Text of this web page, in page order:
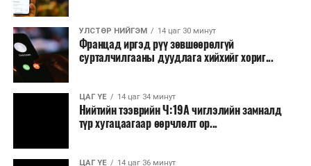
Заавал олгохоос бусад тэтгэмж, урамшуулал.
Санхүүгийн хэмнэлтийн горимыг 2026 оны
арванхоёрдугаар сарын 31 хүртэл мөрдөнө. Харин
эрүүл мэндийн салбар уг хэмнэлтийн горимд
хамрагдахгүй бөгөөд цэцэрлэг, сургуулийн хүүхдийн
эрт илрүүлэг, вакцинжуулалт, томуу, томуу төст
өвчний эсрэг арга хэмжээ зэрэг зайлшгүй
үргэлжилнэ гэж Ерөнхий сайд Н.Учрал онцоллоо.
УЛСТӨР НИЙГЭМ 14 цаг 30 минут
Францад иргэд рүү зөвшөөрөлгүй
сурталчилгааны дуудлага хийхийг хориг...
ЦАГ ҮЕ 14 цаг 34 минут
Нийтийн тээврийн Ч:19А чиглэлийн замналд
түр хугацаагаар өөрчлөлт ор...
ЦАГ ҮЕ 14 цаг 36 минут